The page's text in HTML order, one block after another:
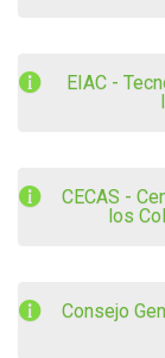
EIAC -
CECAS -
los
Consejo